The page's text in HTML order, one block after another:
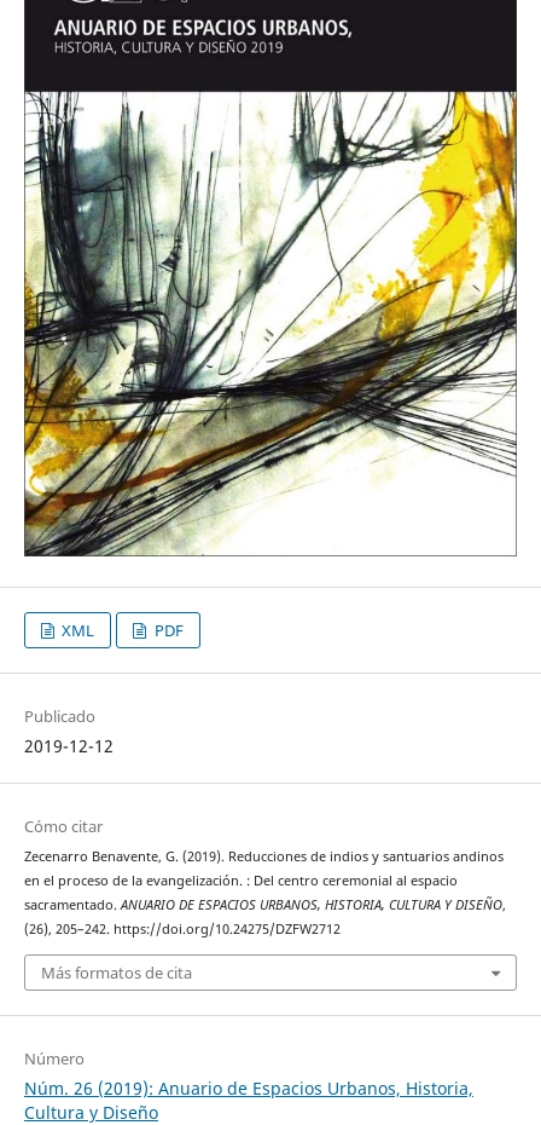
XML PDF
Publicado
2019-12-12
Cómo citar
Zecenarro Benavente, G. (2019). Reducciones de indios y santuarios andinos
en el proceso de la evangelización. : Del centro ceremonial al espacio
sacramentado.ANUARIO DE ESPACIOS URBANOS, HISTORIA, CULTURA Y DISEÑO,
(26), 205–242. https://doi.org/10.24275/DZFW2712
Más formatos de cita
Número
Núm. 26 (2019): Anuario de Espacios Urbanos, Historia,
Cultura y Diseño